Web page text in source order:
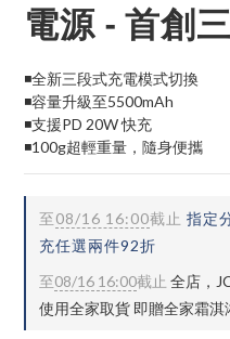
電源 - 首創
◾全新三段式充電模式切換
◾容量升級至5500mAh
◾支援PD 20W 快充
◾100g超輕重量，隨身便攜
至08/16 16:00截止 指定
充任選兩件92折
至08/16 16:00截止 全店，
使用全家取貨 即贈全家霜淇